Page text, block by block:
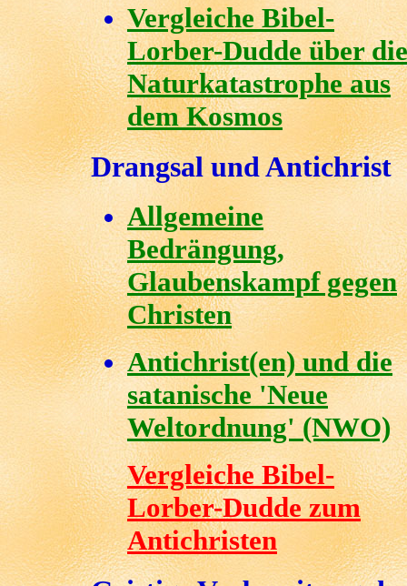
Vergleiche Bibel-
Lorber-Dudde über die
Naturkatastrophe aus
dem Kosmos
Drangsal und Antichrist
Allgemeine
Bedrängung,
Glaubenskampf gegen
Christen
Antichrist(en) und die
satanische 'Neue
Weltordnung' (NWO)
Vergleiche Bibel-
Lorber-Dudde zum
Antichristen